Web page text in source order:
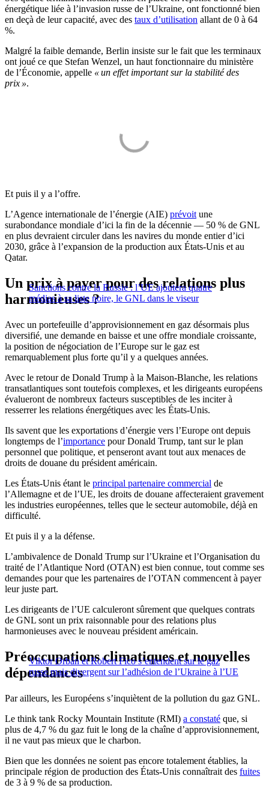
énergétique liée à l’invasion russe de l’Ukraine, ont fonctionné bien
en deçà de leur capacité, avec des taux d’utilisation allant de 0 à 64
%.
Malgré la faible demande, Berlin insiste sur le fait que les terminaux
ont joué ce que Stefan Wenzel, un haut fonctionnaire du ministère
de l’Économie, appelle « un effet important sur la stabilité des
prix ».
Et puis il y a l’offre.
L’Agence internationale de l’énergie (AIE) prévoit une
surabondance mondiale d’ici la fin de la décennie — 50 % de GNL
en plus devraient circuler dans les navires du monde entier d’ici
2030, grâce à l’expansion de la production aux États-Unis et au
Qatar.
Sanctions contre la Russie : l’UE ajoutera quatre
médias à sa liste noire, le GNL dans le viseur
Un prix à payer pour des relations plus
harmonieuses ?
Avec un portefeuille d’approvisionnement en gaz désormais plus
diversifié, une demande en baisse et une offre mondiale croissante,
la position de négociation de l’Europe sur le gaz est
remarquablement plus forte qu’il y a quelques années.
Avec le retour de Donald Trump à la Maison-Blanche, les relations
transatlantiques sont toutefois complexes, et les dirigeants européens
évalueront de nombreux facteurs susceptibles de les inciter à
resserrer les relations énergétiques avec les États-Unis.
Ils savent que les exportations d’énergie vers l’Europe ont depuis
longtemps de l’importance pour Donald Trump, tant sur le plan
personnel que politique, et penseront avant tout aux menaces de
droits de douane du président américain.
Les États-Unis étant le principal partenaire commercial de
l’Allemagne et de l’UE, les droits de douane affecteraient gravement
les industries européennes, telles que le secteur automobile, déjà en
difficulté.
Et puis il y a la défense.
L’ambivalence de Donald Trump sur l’Ukraine et l’Organisation du
traité de l’Atlantique Nord (OTAN) est bien connue, tout comme ses
demandes pour que les partenaires de l’OTAN commencent à payer
leur juste part.
Les dirigeants de l’UE calculeront sûrement que quelques contrats
de GNL sont un prix raisonnable pour des relations plus
harmonieuses avec le nouveau président américain.
Viktor Orbán et Robert Fico s’entendent sur le gaz
russe mais divergent sur l’adhésion de l’Ukraine à l’UE
Préoccupations climatiques et nouvelles
dépendances
Par ailleurs, les Européens s’inquiètent de la pollution du gaz GNL.
Le think tank Rocky Mountain Institute (RMI) a constaté que, si
plus de 4,7 % du gaz fuit le long de la chaîne d’approvisionnement,
il ne vaut pas mieux que le charbon.
Bien que les données ne soient pas encore totalement établies, la
principale région de production des États-Unis connaîtrait des fuites
de 3 à 9 % de sa production.